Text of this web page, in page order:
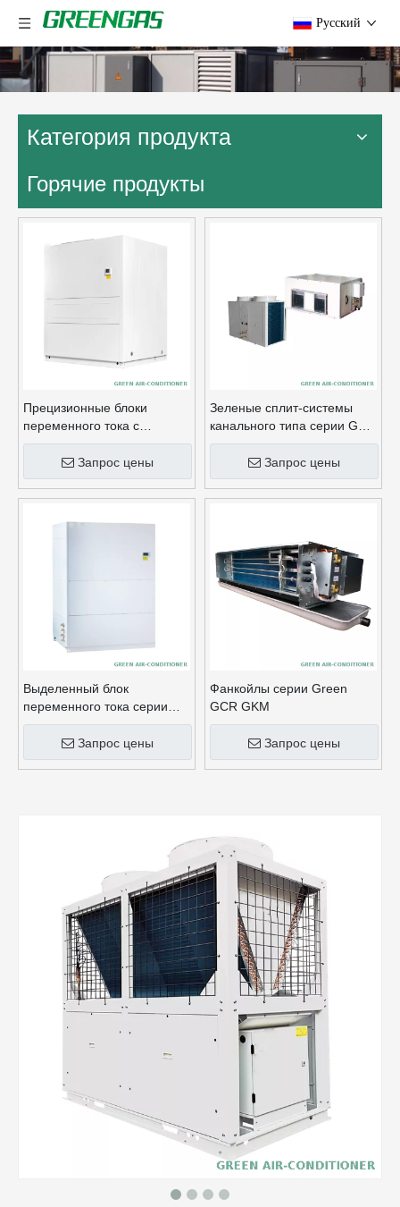
Pусский
Категория продукта
Горячие продукты
Прецизионные блоки
переменного тока с
воздушным охлаждением
серии Green GACH
Запрос цены
Зеленые сплит-системы
канального типа серии GSA
с воздушным охлаждением
Запрос цены
Выделенный блок
переменного тока серии
Green GYLF для ИТ-
помещенийЗапрос цены
Фанкойлы серии Green
GCR GKM
Запрос цены